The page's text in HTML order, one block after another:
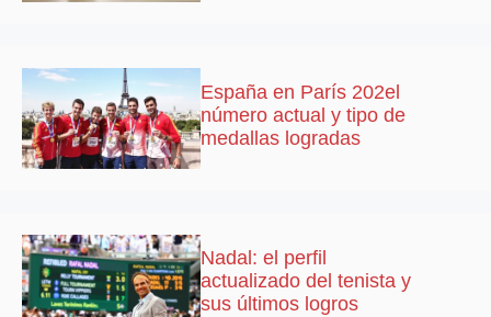
España en París 202el
número actual y tipo de
medallas logradas
Nadal: el perfil
actualizado del tenista y
sus últimos logros